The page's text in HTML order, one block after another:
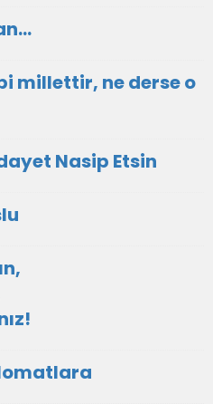
millettir, ne derse o
Nasip Etsin